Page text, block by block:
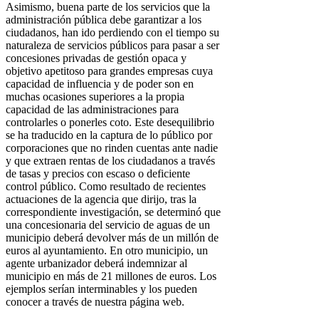
Asimismo, buena parte de los servicios que la
administración pública debe garantizar a los
ciudadanos, han ido perdiendo con el tiempo su
naturaleza de servicios públicos para pasar a ser
concesiones privadas de gestión opaca y
objetivo apetitoso para grandes empresas cuya
capacidad de influencia y de poder son en
muchas ocasiones superiores a la propia
capacidad de las administraciones para
controlarles o ponerles coto. Este desequilibrio
se ha traducido en la captura de lo público por
corporaciones que no rinden cuentas ante nadie
y que extraen rentas de los ciudadanos a través
de tasas y precios con escaso o deficiente
control público. Como resultado de recientes
actuaciones de la agencia que dirijo, tras la
correspondiente investigación, se determinó que
una concesionaria del servicio de aguas de un
municipio deberá devolver más de un millón de
euros al ayuntamiento. En otro municipio, un
agente urbanizador deberá indemnizar al
municipio en más de 21 millones de euros. Los
ejemplos serían interminables y los pueden
conocer a través de nuestra página web.